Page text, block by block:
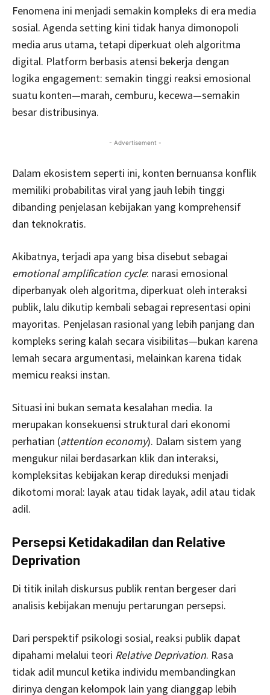
Fenomena ini menjadi semakin kompleks di era media
sosial. Agenda setting kini tidak hanya dimonopoli
media arus utama, tetapi diperkuat oleh algoritma
digital. Platform berbasis atensi bekerja dengan
logika engagement: semakin tinggi reaksi emosional
suatu konten—marah, cemburu, kecewa—semakin
besar distribusinya.
- Advertisement -
Dalam ekosistem seperti ini, konten bernuansa konflik
memiliki probabilitas viral yang jauh lebih tinggi
dibanding penjelasan kebijakan yang komprehensif
dan teknokratis.
Akibatnya, terjadi apa yang bisa disebut sebagai
emotional amplification cycle: narasi emosional
diperbanyak oleh algoritma, diperkuat oleh interaksi
publik, lalu dikutip kembali sebagai representasi opini
mayoritas. Penjelasan rasional yang lebih panjang dan
kompleks sering kalah secara visibilitas—bukan karena
lemah secara argumentasi, melainkan karena tidak
memicu reaksi instan.
Situasi ini bukan semata kesalahan media. Ia
merupakan konsekuensi struktural dari ekonomi
perhatian (attention economy). Dalam sistem yang
mengukur nilai berdasarkan klik dan interaksi,
kompleksitas kebijakan kerap direduksi menjadi
dikotomi moral: layak atau tidak layak, adil atau tidak
adil.
Persepsi Ketidakadilan dan Relative
Deprivation
Di titik inilah diskursus publik rentan bergeser dari
analisis kebijakan menuju pertarungan persepsi.
Dari perspektif psikologi sosial, reaksi publik dapat
dipahami melalui teori Relative Deprivation. Rasa
tidak adil muncul ketika individu membandingkan
dirinya dengan kelompok lain yang dianggap lebih